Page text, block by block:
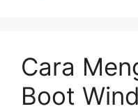
Cara
Boot